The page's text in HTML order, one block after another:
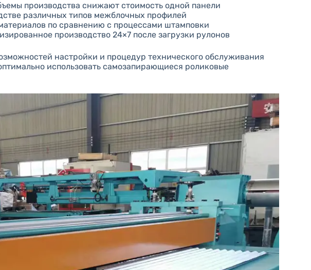
производства снижают стоимость одной панели
различных типов межблочных профилей
по сравнению с процессами штамповки
производство 24×7 после загрузки рулонов
настройки и процедур технического обслуживания
использовать самозапирающиеся роликовые